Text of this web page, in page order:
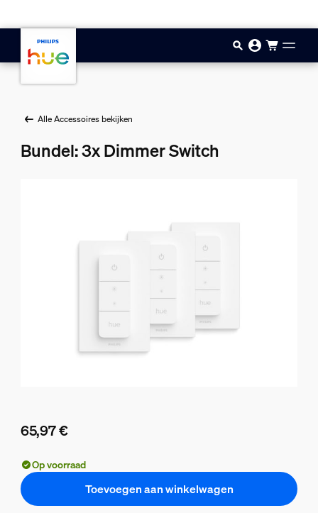
Alle Accessoires bekijken
Bundel: 3x Dimmer Switch
65,97 €
Op voorraad
Toevoegen aan winkelwagen